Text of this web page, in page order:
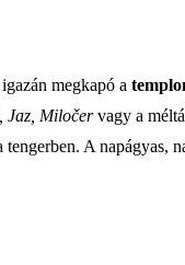
megkapó a
Jaz, Miločervagy a
A napágyas,